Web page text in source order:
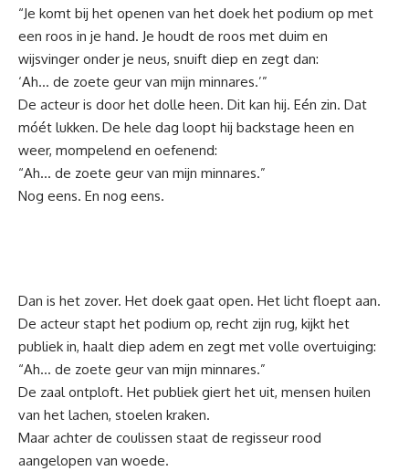
“Je komt bij het openen van het doek het podium op met
een roos in je hand. Je houdt de roos met duim en
wijsvinger onder je neus, snuift diep en zegt dan:
‘Ah… de zoete geur van mijn minnares.’”
De acteur is door het dolle heen. Dit kan hij. Eén zin. Dat
móét lukken. De hele dag loopt hij backstage heen en
weer, mompelend en oefenend:
“Ah… de zoete geur van mijn minnares.”
Nog eens. En nog eens.
Dan is het zover. Het doek gaat open. Het licht floept aan.
De acteur stapt het podium op, recht zijn rug, kijkt het
publiek in, haalt diep adem en zegt met volle overtuiging:
“Ah… de zoete geur van mijn minnares.”
De zaal ontploft. Het publiek giert het uit, mensen huilen
van het lachen, stoelen kraken.
Maar achter de coulissen staat de regisseur rood
aangelopen van woede.